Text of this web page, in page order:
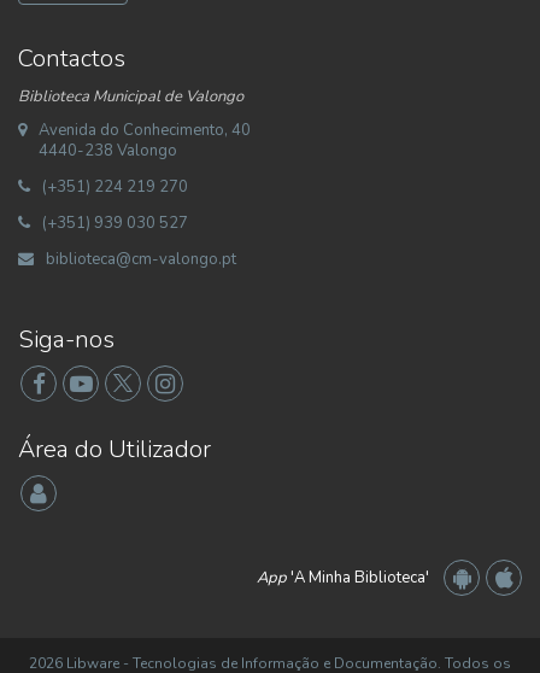
Contactos
Biblioteca Municipal de Valongo
Avenida do Conhecimento, 40
4440-238 Valongo
(+351) 224 219 270
(+351) 939 030 527
biblioteca@cm-valongo.pt
Siga-nos
Área do Utilizador
App'A Minha Biblioteca'
2026 Libware - Tecnologias de Informação e Documentação. Todos os